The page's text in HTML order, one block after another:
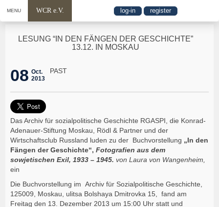
MENU WCR e.V. log-in register
LESUNG “IN DEN FÄNGEN DER GESCHICHTE”
13.12. IN MOSKAU
08 Oct.
2013
PAST
Das Archiv für sozialpolitische Geschichte RGASPI, die Konrad-
Adenauer-Stiftung Moskau, Rödl & Partner und der
Wirtschaftsclub Russland luden zu der Buchvorstellung „In den
Fängen der Geschichte“,Fotografien aus dem
sowjetischen Exil, 1933 – 1945.von Laura von Wangenheim,
ein
Die Buchvorstellung im Archiv für Sozialpolitische Geschichte,
125009, Moskau, ulitsa Bolshaya Dmitrovka 15, fand am
Freitag den 13. Dezember 2013 um 15:00 Uhr statt und